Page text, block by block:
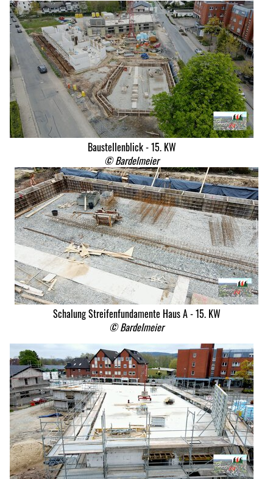
Baustellenblick - 15. KW
© Bardelmeier
Schalung Streifenfundamente Haus A - 15. KW
© Bardelmeier